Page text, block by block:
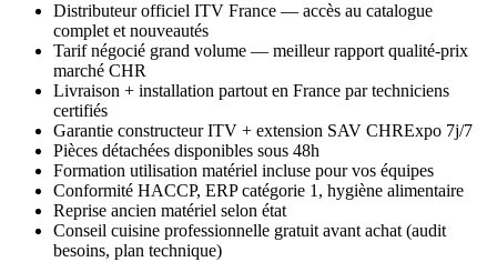
Distributeur officiel ITV France — accès au catalogue
complet et nouveautés
Tarif négocié grand volume — meilleur rapport qualité-prix
marché CHR
Livraison + installation partout en France par techniciens
certifiés
Garantie constructeur ITV + extension SAV CHRExpo 7j/7
Pièces détachées disponibles sous 48h
Formation utilisation matériel incluse pour vos équipes
Conformité HACCP, ERP catégorie 1, hygiène alimentaire
Reprise ancien matériel selon état
Conseil cuisine professionnelle gratuit avant achat (audit
besoins, plan technique)